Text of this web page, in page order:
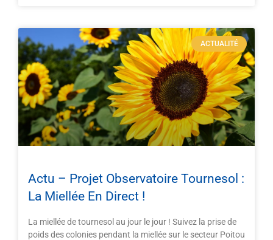
ACTUALITÉ
Actu – Projet Observatoire Tournesol :
La Miellée En Direct !
La miellée de tournesol au jour le jour ! Suivez la prise de
poids des colonies pendant la miellée sur le secteur Poitou